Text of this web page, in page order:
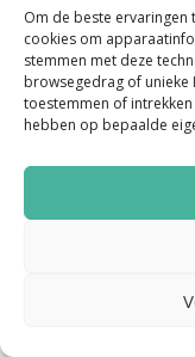
Om de beste ervaringen
cookies om
stemmen met deze
browsegedrag of unieke
toestemmen of
hebben op bepaalde